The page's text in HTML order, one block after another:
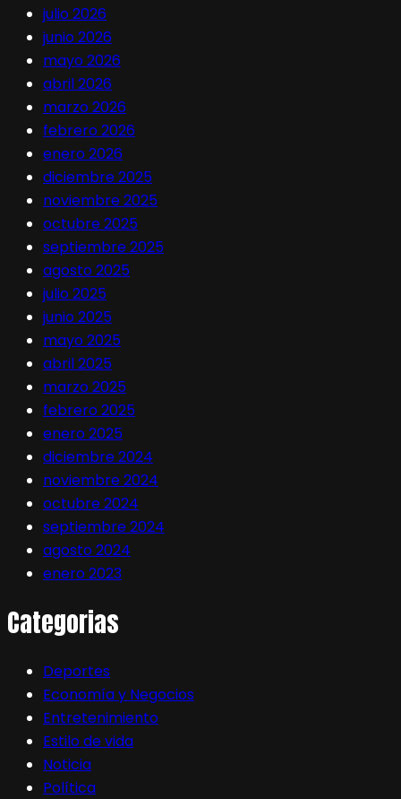
julio 2026
junio 2026
mayo 2026
abril 2026
marzo 2026
febrero 2026
enero 2026
diciembre 2025
noviembre 2025
octubre 2025
septiembre 2025
agosto 2025
julio 2025
junio 2025
mayo 2025
abril 2025
marzo 2025
febrero 2025
enero 2025
diciembre 2024
noviembre 2024
octubre 2024
septiembre 2024
agosto 2024
enero 2023
Categorias
Deportes
Economía y Negocios
Entretenimiento
Estilo de vida
Noticia
Política